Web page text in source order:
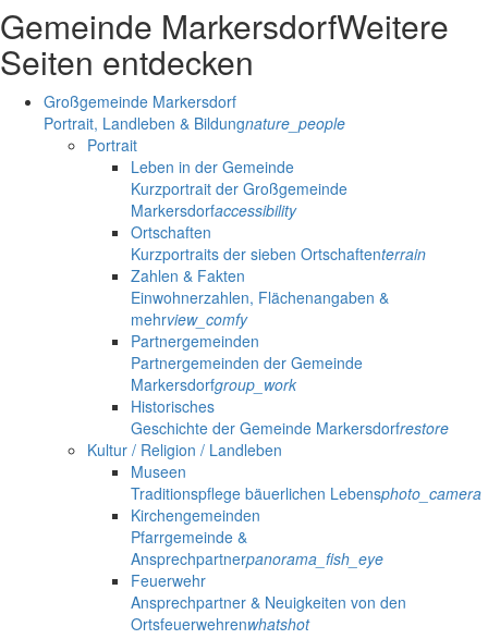
Gemeinde MarkersdorfWeitere
Seiten entdecken
Großgemeinde Markersdorf
Portrait, Landleben & Bildungnature_people
Portrait
Leben in der Gemeinde
Kurzportrait der Großgemeinde
Markersdorfaccessibility
Ortschaften
Kurzportraits der sieben Ortschaftenterrain
Zahlen & Fakten
Einwohnerzahlen, Flächenangaben &
mehrview_comfy
Partnergemeinden
Partnergemeinden der Gemeinde
Markersdorfgroup_work
Historisches
Geschichte der Gemeinde Markersdorfrestore
Kultur / Religion / Landleben
Museen
Traditionspflege bäuerlichen Lebensphoto_camera
Kirchengemeinden
Pfarrgemeinde &
Ansprechpartnerpanorama_fish_eye
Feuerwehr
Ansprechpartner & Neuigkeiten von den
Ortsfeuerwehrenwhatshot